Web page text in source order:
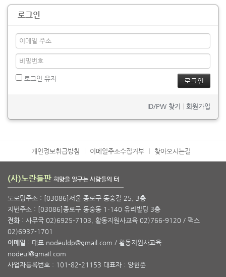
로그인
로그인 유지
ID/PW 찾기 회원가입
개인정보취급방침 이메일주소수집거부 찾아오시는길
(사)노란들판 희망을 일구는 사람들의 터
도로명주소 : [03086]서울 종로구 동숭길 25, 3층
지번주소 : [03086]종로구 동숭동 1-140 유리빌딩 3층
전화 : 사무국 02)6925-7103, 활동지원사교육 02)766-9120 / 팩스
02)6937-1701
이메일 : 대표 nodeuldp@gmail.com / 활동지원사교육
nodeul@gmail.com
사업자등록번호 : 101-82-21153 대표자 : 양현준